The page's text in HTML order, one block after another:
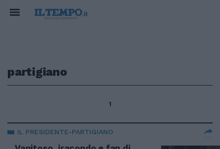
partigiano
1
IL PRESIDENTE-PARTIGIANO